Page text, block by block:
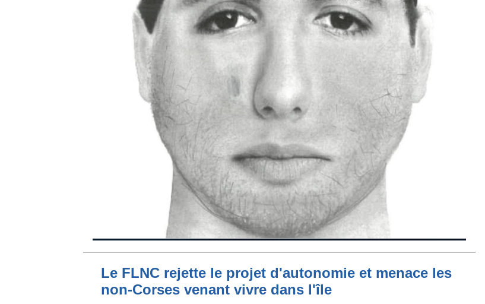
Le FLNC rejette le projet d'autonomie et menace les
non-Corses venant vivre dans l'île